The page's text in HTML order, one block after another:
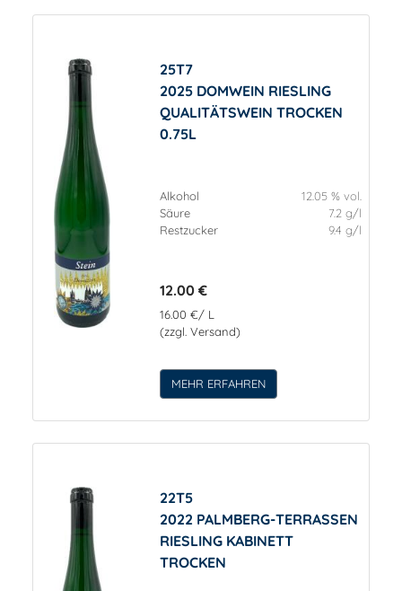
25T7
2025 DOMWEIN RIESLING
QUALITÄTSWEIN TROCKEN
0.75L
Alkohol
12.05 % vol.
Säure
7.2 g/l
Restzucker
9.4 g/l
12.00 €
16.00 €/ L
(zzgl. Versand)
MEHR ERFAHREN
22T5
2022 PALMBERG-TERRASSEN
RIESLING KABINETT
TROCKEN